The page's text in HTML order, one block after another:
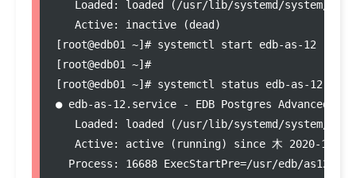
Loaded: loaded (/usr/lib/systemd/system/
   Active: inactive (dead)
[root@edb01 ~]# systemctl start edb-as-12
[root@edb01 ~]#
[root@edb01 ~]# systemctl status edb-as-12
● edb-as-12.service - EDB Postgres Advanced
Loaded: loaded (/usr/lib/systemd/system/
Active: active (running) since 木 2020-11-
Process: 16688 ExecStartPre=/usr/edb/as12/